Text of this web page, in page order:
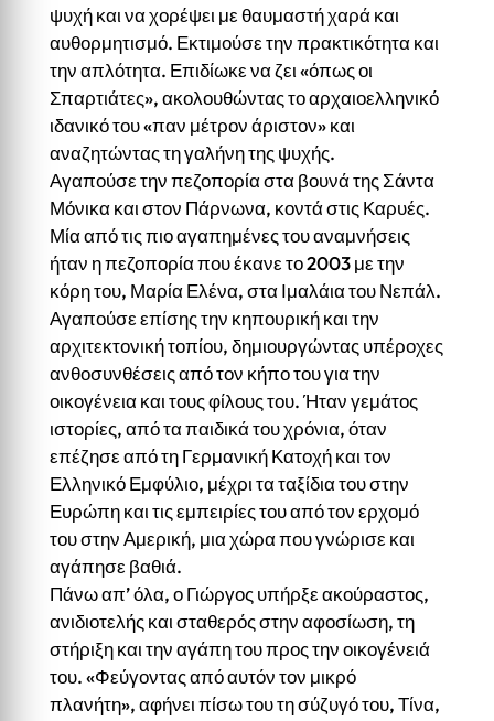
ψυχή και να χορέψει με θαυμαστή χαρά και
αυθορμητισμό. Εκτιμούσε την πρακτικότητα και
την απλότητα. Επιδίωκε να ζει «όπως οι
Σπαρτιάτες», ακολουθώντας το αρχαιοελληνικό
ιδανικό του «παν μέτρον άριστον» και
αναζητώντας τη γαλήνη της ψυχής.
Αγαπούσε την πεζοπορία στα βουνά της Σάντα
Μόνικα και στον Πάρνωνα, κοντά στις Καρυές.
Μία από τις πιο αγαπημένες του αναμνήσεις
ήταν η πεζοπορία που έκανε το 2003 με την
κόρη του, Μαρία Ελένα, στα Ιμαλάια του Νεπάλ.
Αγαπούσε επίσης την κηπουρική και την
αρχιτεκτονική τοπίου, δημιουργώντας υπέροχες
ανθοσυνθέσεις από τον κήπο του για την
οικογένεια και τους φίλους του. Ήταν γεμάτος
ιστορίες, από τα παιδικά του χρόνια, όταν
επέζησε από τη Γερμανική Κατοχή και τον
Ελληνικό Εμφύλιο, μέχρι τα ταξίδια του στην
Ευρώπη και τις εμπειρίες του από τον ερχομό
του στην Αμερική, μια χώρα που γνώρισε και
αγάπησε βαθιά.
Πάνω απ’ όλα, ο Γιώργος υπήρξε ακούραστος,
ανιδιοτελής και σταθερός στην αφοσίωση, τη
στήριξη και την αγάπη του προς την οικογένειά
του. «Φεύγοντας από αυτόν τον μικρό
πλανήτη», αφήνει πίσω του τη σύζυγό του, Τίνα,